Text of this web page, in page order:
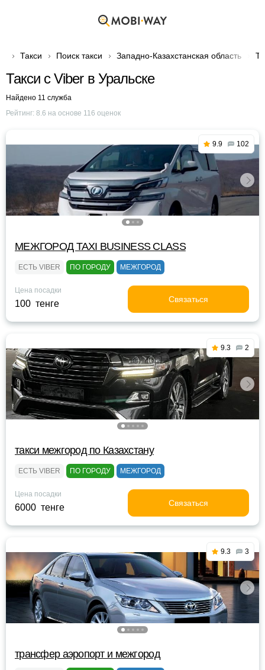
Такси Поиск такси Западно-Казахстанская область
Такси с Viber в Уральске
Найдено 11 служба
Рейтинг: 8.6 на основе 116 оценок
9.9 102
МЕЖГОРОД TAXI BUSINESS CLASS
ЕСТЬ VIBER ПО ГОРОДУ МЕЖГОРОД
Цена посадки
100 тенге Связаться
9.3 2
такси межгород по Казахстану
ЕСТЬ VIBER ПО ГОРОДУ МЕЖГОРОД
Цена посадки
6000 тенге Связаться
9.3 3
трансфер аэропорт и межгород